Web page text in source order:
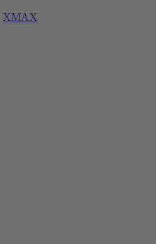
XMAX